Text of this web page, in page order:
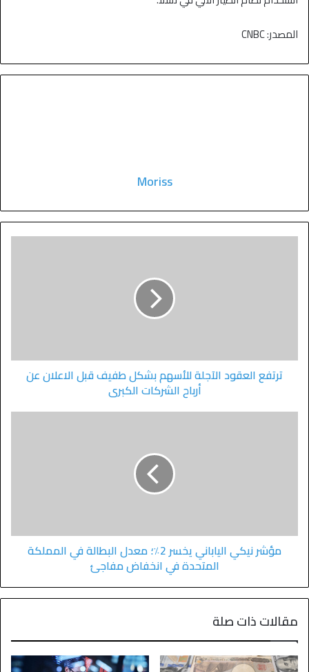
المصدر: CNBC
Moriss
ترتفع العقود الآجلة للأسهم بشكل طفيف قبل الاعلان عن
أرباح الشركات الكبرى
مؤشر نيكي الياباني يخسر 2٪؛ معدل البطالة في المملكة
المتحدة في انخفاض مفاجئ
مقالات ذات صلة